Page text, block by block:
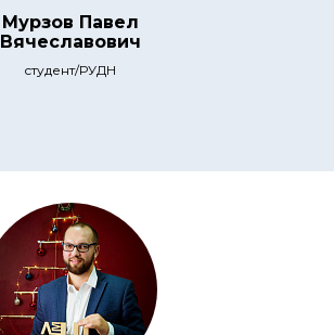
Мурзов Павел
Вячеславович
студент/РУДН